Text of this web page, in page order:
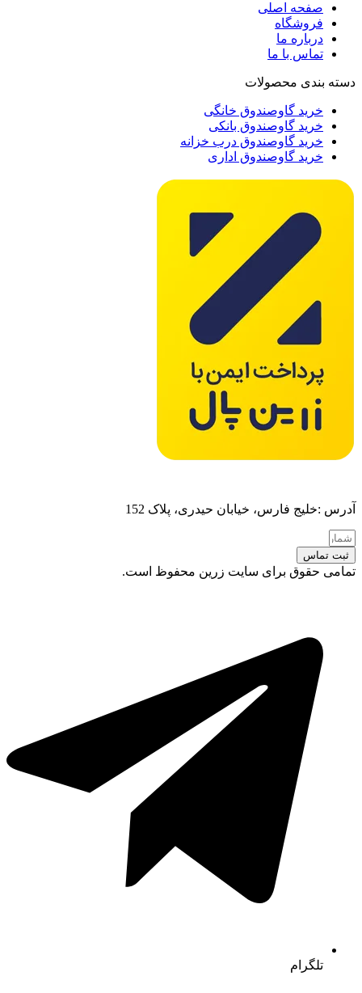
صفحه اصلی
فروشگاه
درباره ما
تماس با ما
دسته بندی محصولات
خرید گاوصندوق خانگی
خرید گاوصندوق بانکی
خرید گاوصندوق درب خزانه
خرید گاوصندوق اداری
آدرس :خلیج فارس، خیابان حیدری، پلاک 152
ثبت تماس
تمامی حقوق برای سایت زرین محفوظ است.
تلگرام